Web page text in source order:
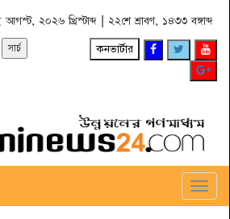
২০২৬ খ্রিস্টাব্দ | ২২শে শ্রাবণ, ১৪৩৩ বঙ্গাব্দ
কনভার্টার